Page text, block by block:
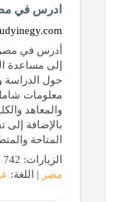
ادرس في
أدرس في مصر
إلى مساعدة
حول الدراسة
معلومات
والمعاهد
بالإضافة إلى
المتاحة
الزيارات: 742 | التقييم: 0 | المقيّمين: 0 | الدولة:
مصر | اللغة: